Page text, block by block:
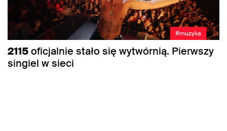
#muzyka
2115oficjalnie stało się wytwórnią. Pierwszy
singiel w sieci